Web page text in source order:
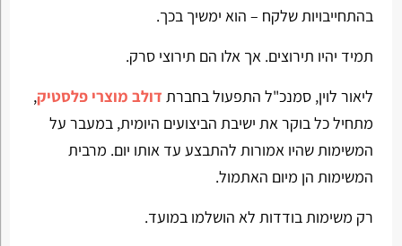
בהתחייבויות שלקח – הוא ימשיך בכך.
תמיד יהיו תירוצים. אך אלו הם תירוצי סרק.
ליאור לוין, סמנכ"ל התפעול בחברת דולב מוצרי פלסטיק,
מתחיל כל בוקר את ישיבת הביצועים היומית, במעבר על
המשימות שהיו אמורות להתבצע עד אותו יום. מרבית
המשימות הן מיום האתמול.
רק משימות בודדות לא הושלמו במועד.